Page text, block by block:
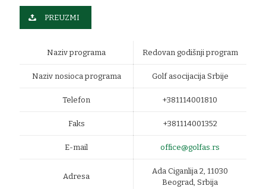
PREUZMI
Naziv programa Redovan godišnji program
Naziv nosioca programa Golf asocijacija Srbije
Telefon +381114001810
Faks +381114001352
E-mail office@golfas.rs
Adresa
Ada Ciganlija 2, 11030
Beograd, Srbija